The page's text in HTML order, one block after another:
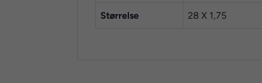
Størrelse 28 X 1,75